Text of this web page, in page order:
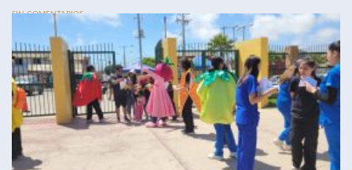
SIN COMENTARIOS